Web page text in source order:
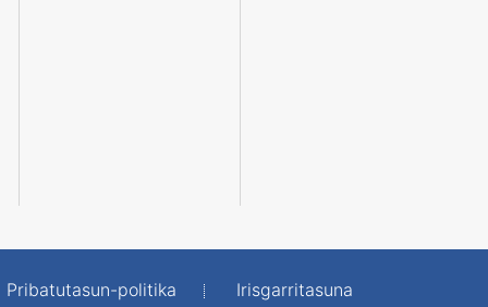
Pribatutasun-politika Irisgarritasuna